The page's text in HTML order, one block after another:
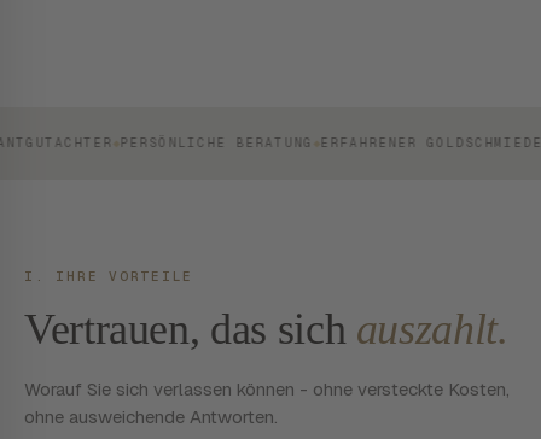
◆PERSÖNLICHE BERATUNG ◆ERFAHRENER
I. IHRE VORTEILE
Vertrauen, das sich auszahlt.
Worauf Sie sich verlassen können - ohne versteckte Kosten,
ohne ausweichende Antworten.